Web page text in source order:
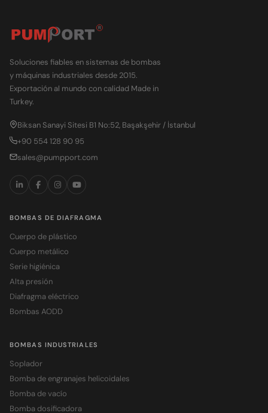
Soluciones fiables en sistemas de bombas
y máquinas industriales desde 2015.
Exportación al mundo con calidad Made in
Turkey.
Biksan Sanayi Sitesi B1 No:52, Başakşehir / İstanbul
+90 554 128 90 95
sales@pumpport.com
BOMBAS DE DIAFRAGMA
Cuerpo de plástico
Cuerpo metálico
Serie higiénica
Alta presión
Diafragma eléctrico
Bombas AODD
BOMBAS INDUSTRIALES
Soplador
Bomba de engranajes helicoidales
Bomba de vacío
Bomba dosificadora